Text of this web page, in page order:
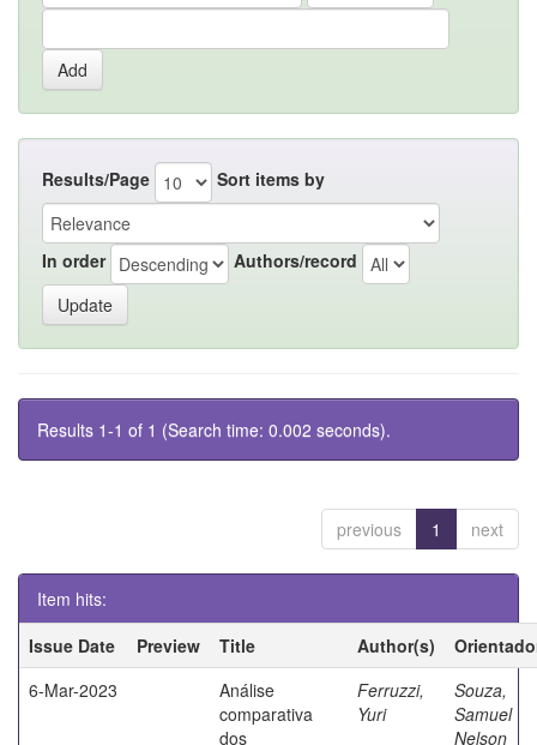
Results/Page Sort items by
In order Authors/record
Results 1-1 of 1 (Search time: 0.002 seconds).
previous 1 next
Item hits:
Issue Date
Preview Title Author(s)
6-Mar-2023
Análise
comparativa
dos
Ferruzzi,
Yuri
Souza,
Samuel
Nelson